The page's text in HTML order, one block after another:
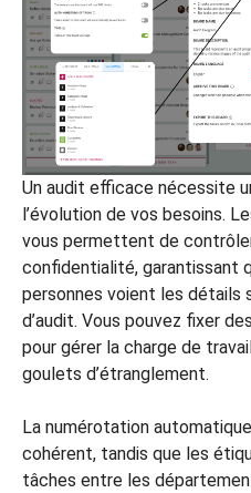
Un audit efficace nécessite
l’évolution de vos besoins.
vous permettent de contrôler
confidentialité, garantissant
personnes voient les détails
d’audit. Vous pouvez fixer
pour gérer la charge de
goulets d’étranglement.
La numérotation
cohérent, tandis que les
tâches entre les